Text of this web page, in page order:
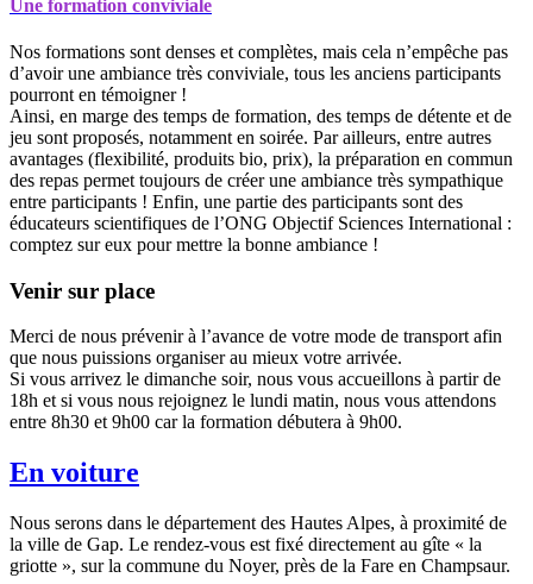
Une formation conviviale
Nos formations sont denses et complètes, mais cela n’empêche pas
d’avoir une ambiance très conviviale, tous les anciens participants
pourront en témoigner !
Ainsi, en marge des temps de formation, des temps de détente et de
jeu sont proposés, notamment en soirée. Par ailleurs, entre autres
avantages (flexibilité, produits bio, prix), la préparation en commun
des repas permet toujours de créer une ambiance très sympathique
entre participants ! Enfin, une partie des participants sont des
éducateurs scientifiques de l’ONG Objectif Sciences International :
comptez sur eux pour mettre la bonne ambiance !
Venir sur place
Merci de nous prévenir à l’avance de votre mode de transport afin
que nous puissions organiser au mieux votre arrivée.
Si vous arrivez le dimanche soir, nous vous accueillons à partir de
18h et si vous nous rejoignez le lundi matin, nous vous attendons
entre 8h30 et 9h00 car la formation débutera à 9h00.
En voiture
Nous serons dans le département des Hautes Alpes, à proximité de
la ville de Gap. Le rendez-vous est fixé directement au gîte « la
griotte », sur la commune du Noyer, près de la Fare en Champsaur.